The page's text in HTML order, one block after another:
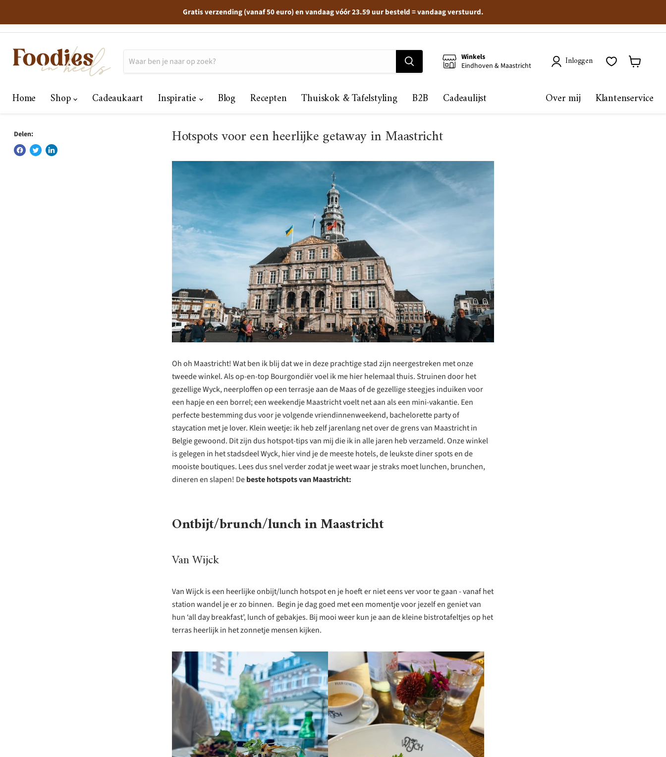
Gratis verzending (vanaf 50 euro) en vandaag vóór 23.59 uur besteld = vandaag verstuurd.
Winkels
Eindhoven & Maastricht
Inloggen
Home Shop Cadeaukaart Inspiratie Blog Recepten Thuiskok & Tafelstyling B2B Cadeaulijst Over mij Klantenservice
Delen: Hotspots voor een heerlijke getaway in Maastricht
Oh oh Maastricht! Wat ben ik blij dat we in deze prachtige stad zijn neergestreken met onze
tweede winkel. Als op-en-top Bourgondiër voel ik me hier helemaal thuis. Struinen door het
gezellige Wyck, neerploffen op een terrasje aan de Maas of de gezellige steegjes induiken voor
een hapje en een borrel; een weekendje Maastricht voelt net aan als een mini-vakantie. Een
perfecte bestemming dus voor je volgende vriendinnenweekend, bachelorette party of
staycation met je lover. Klein weetje: ik heb zelf jarenlang net over de grens van Maastricht in
Belgie gewoond. Dit zijn dus hotspot-tips van mij die ik in alle jaren heb verzameld. Onze winkel
is gelegen in het stadsdeel Wyck, hier vind je de meeste hotels, de leukste diner spots en de
mooiste boutiques. Lees dus snel verder zodat je weet waar je straks moet lunchen, brunchen,
dineren en slapen! Debeste hotspots van Maastricht:
Ontbijt/brunch/lunch in Maastricht
Van Wijck
Van Wijck is een heerlijke onbijt/lunch hotspot en je hoeft er niet eens ver voor te gaan - vanaf het
station wandel je er zo binnen. Begin je dag goed met een momentje voor jezelf en geniet van
hun ‘all day breakfast’, lunch of gebakjes. Bij mooi weer kun je aan de kleine bistrotafeltjes op het
terras heerlijk in het zonnetje mensen kijken.